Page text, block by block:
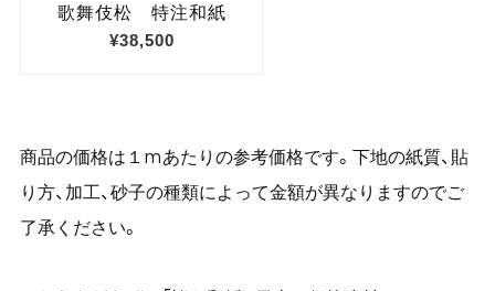
商品の価格は１mあたりの参考価格です。下地の紙質、貼
り方、加工、砂子の種類によって金額が異なりますのでご
了承ください。